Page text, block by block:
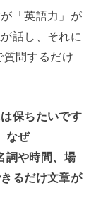
「英語力」が
話し、それに
質問するだけ
保ちたいです
なぜ
詞や時間、場
るだけ文章が